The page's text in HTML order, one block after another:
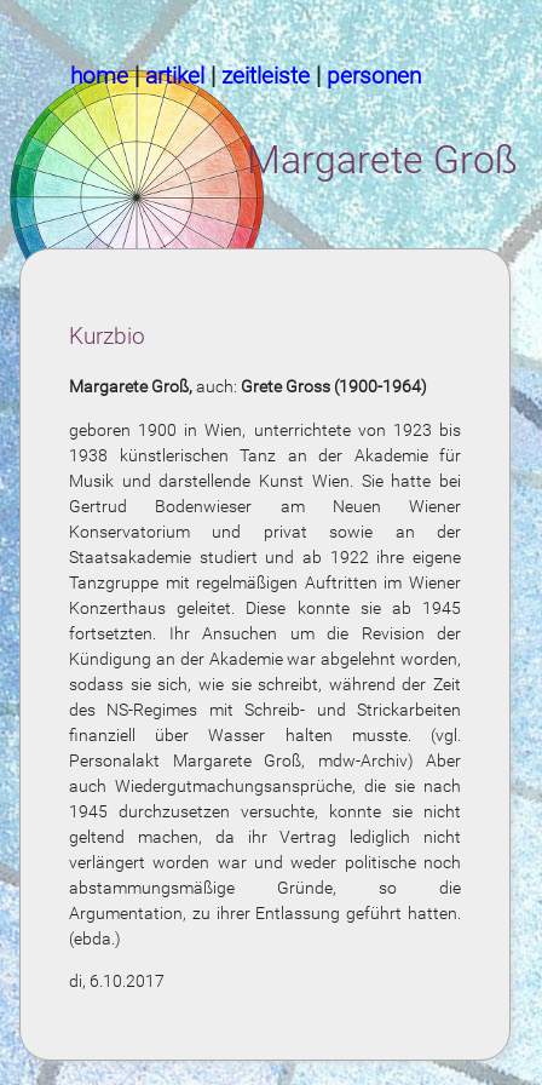
home|artikel|zeitleiste|personen
Margarete Groß
Kurzbio
Margarete Groß,auch: Grete Gross (1900-1964)
geboren 1900 in Wien, unterrichtete von 1923 bis
1938 künstlerischen Tanz an der Akademie für
Musik und darstellende Kunst Wien. Sie hatte bei
Gertrud Bodenwieser am Neuen Wiener
Konservatorium und privat sowie an der
Staatsakademie studiert und ab 1922 ihre eigene
Tanzgruppe mit regelmäßigen Auftritten im Wiener
Konzerthaus geleitet. Diese konnte sie ab 1945
fortsetzten. Ihr Ansuchen um die Revision der
Kündigung an der Akademie war abgelehnt worden,
sodass sie sich, wie sie schreibt, während der Zeit
des NS-Regimes mit Schreib- und Strickarbeiten
finanziell über Wasser halten musste. (vgl.
Personalakt Margarete Groß, mdw-Archiv) Aber
auch Wiedergutmachungsansprüche, die sie nach
1945 durchzusetzen versuchte, konnte sie nicht
geltend machen, da ihr Vertrag lediglich nicht
verlängert worden war und weder politische noch
abstammungsmäßige Gründe, so die
Argumentation, zu ihrer Entlassung geführt hatten.
(ebda.)
di, 6.10.2017